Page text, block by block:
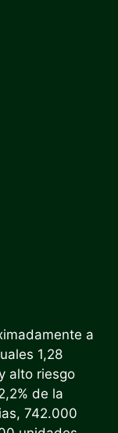
a
1,28
alto riesgo
de la
742.000